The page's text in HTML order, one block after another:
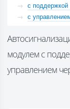
с поддержкой
с
модулем с
управлением